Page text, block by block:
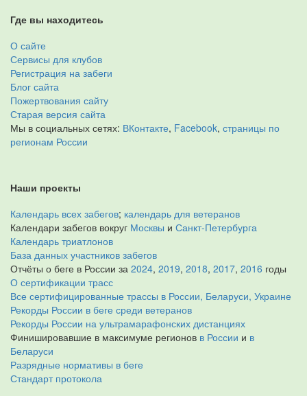
Где вы находитесь
О сайте
Сервисы для клубов
Регистрация на забеги
Блог сайта
Пожертвования сайту
Старая версия сайта
Мы в социальных сетях: ВКонтакте, Facebook, страницы по
регионам России
Наши проекты
Календарь всех забегов; календарь для ветеранов
Календари забегов вокруг Москвы и Санкт-Петербурга
Календарь триатлонов
База данных участников забегов
Отчёты о беге в России за 2024, 2019, 2018, 2017, 2016 годы
О сертификации трасс
Все сертифицированные трассы в России, Беларуси, Украине
Рекорды России в беге среди ветеранов
Рекорды России на ультрамарафонских дистанциях
Финишировавшие в максимуме регионов в России и в
Беларуси
Разрядные нормативы в беге
Стандарт протокола